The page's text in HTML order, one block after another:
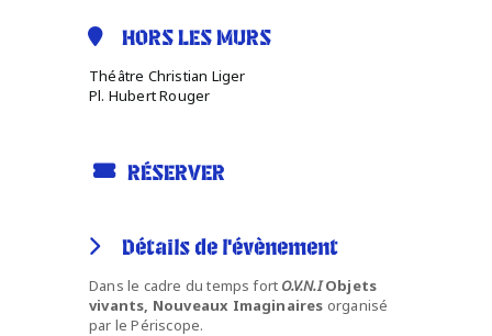
HORS LES MURS
Théâtre Christian Liger
Pl. Hubert Rouger
RÉSERVER
Détails de l'évènement
Dans le cadre du temps fort O.V.N.I Objets
vivants, Nouveaux Imaginaires organisé
par le Périscope.